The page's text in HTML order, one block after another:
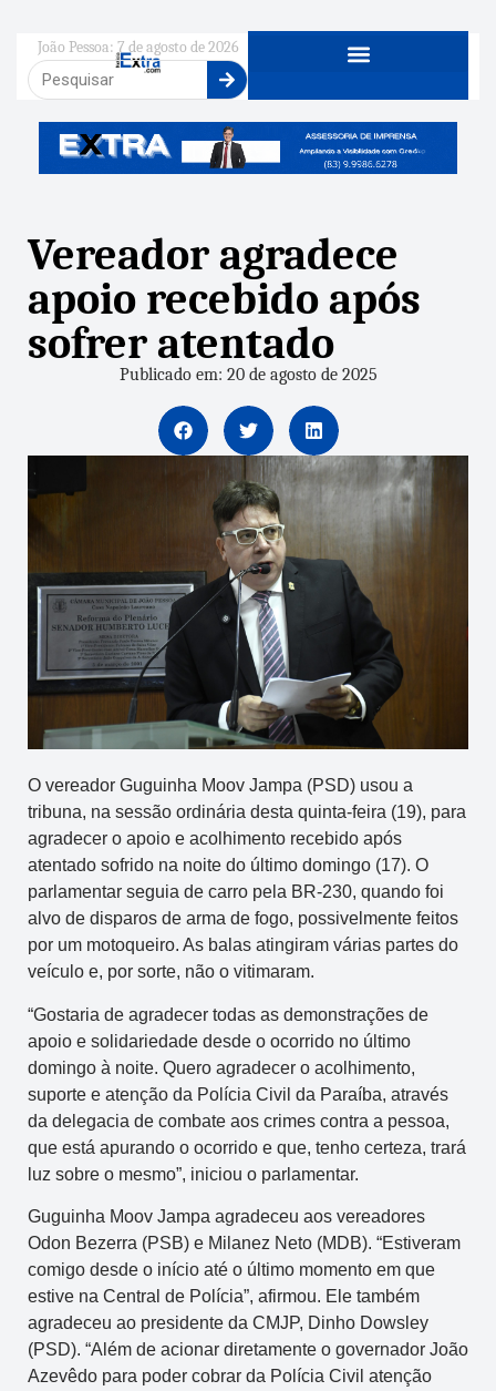
João Pessoa: 7 de agosto de 2026
Vereador agradece
apoio recebido após
sofrer atentado
Publicado em: 20 de agosto de 2025
O vereador Guguinha Moov Jampa (PSD) usou a
tribuna, na sessão ordinária desta quinta-feira (19), para
agradecer o apoio e acolhimento recebido após
atentado sofrido na noite do último domingo (17). O
parlamentar seguia de carro pela BR-230, quando foi
alvo de disparos de arma de fogo, possivelmente feitos
por um motoqueiro. As balas atingiram várias partes do
veículo e, por sorte, não o vitimaram.
“Gostaria de agradecer todas as demonstrações de
apoio e solidariedade desde o ocorrido no último
domingo à noite. Quero agradecer o acolhimento,
suporte e atenção da Polícia Civil da Paraíba, através
da delegacia de combate aos crimes contra a pessoa,
que está apurando o ocorrido e que, tenho certeza, trará
luz sobre o mesmo”, iniciou o parlamentar.
Guguinha Moov Jampa agradeceu aos vereadores
Odon Bezerra (PSB) e Milanez Neto (MDB). “Estiveram
comigo desde o início até o último momento em que
estive na Central de Polícia”, afirmou. Ele também
agradeceu ao presidente da CMJP, Dinho Dowsley
(PSD). “Além de acionar diretamente o governador João
Azevêdo para poder cobrar da Polícia Civil atenção